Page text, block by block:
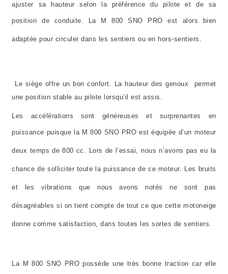
ajuster sa hauteur selon la préférence du pilote et de sa
position de conduite. La M 800 SNO PRO est alors bien
adaptée pour circuler dans les sentiers ou en hors-sentiers.
Le siège offre un bon confort. La hauteur des genoux permet
une position stable au pilote lorsqu’il est assis.
Les accélérations sont généreuses et surprenantes en
puissance puisque la M 800 SNO PRO est équipée d’un moteur
deux temps de 800 cc. Lors de l’essai, nous n’avons pas eu la
chance de solliciter toute la puissance de ce moteur. Les bruits
et les vibrations que nous avons notés ne sont pas
désagréables si on tient compte de tout ce que cette motoneige
donne comme satisfaction, dans toutes les sortes de sentiers.
La M 800 SNO PRO possède une très bonne traction car elle